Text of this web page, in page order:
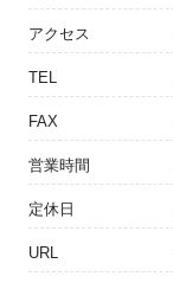
アクセス
TEL
FAX
営業時間
定休日
URL